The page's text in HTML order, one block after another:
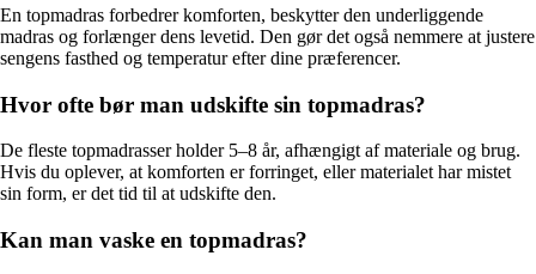
En topmadras forbedrer komforten, beskytter den underliggende
madras og forlænger dens levetid. Den gør det også nemmere at justere
sengens fasthed og temperatur efter dine præferencer.
Hvor ofte bør man udskifte sin topmadras?
De fleste topmadrasser holder 5–8 år, afhængigt af materiale og brug.
Hvis du oplever, at komforten er forringet, eller materialet har mistet
sin form, er det tid til at udskifte den.
Kan man vaske en topmadras?